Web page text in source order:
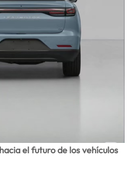
el futuro de los vehículos